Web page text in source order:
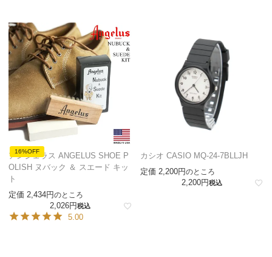
16%OFF
アンジェラス ANGELUS SHOE P
OLISH ヌバック ＆ スエード キッ
ト
定価 2,434 のところ
2,026 税込
5.00
カシオ CASIO MQ-24-7BLLJH
定価 2,200 のところ
2,200 税込